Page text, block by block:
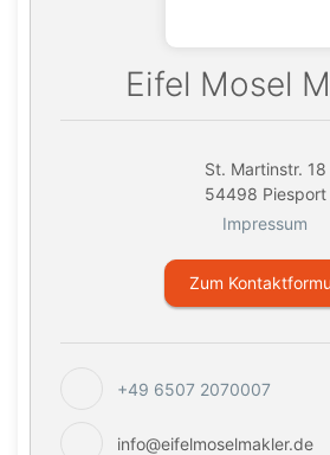
Eifel Mosel
St. Martinstr. 18
54498 Piesport
Impressum
Zum
+49 6507 2070007
info@eifelmoselmakler.de